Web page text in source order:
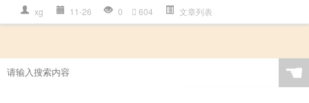
xg 11-26 0 604 文章列表
☚